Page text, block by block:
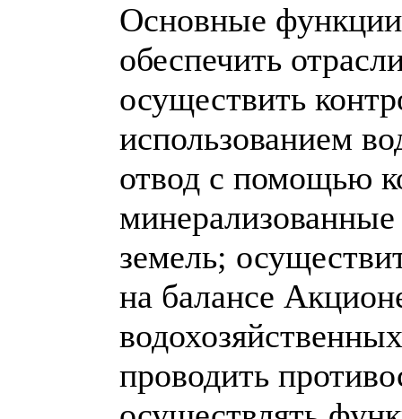
Основные
обеспечить
осуществить
использованием
отвод с помощью
земель;
на балансе
проводить